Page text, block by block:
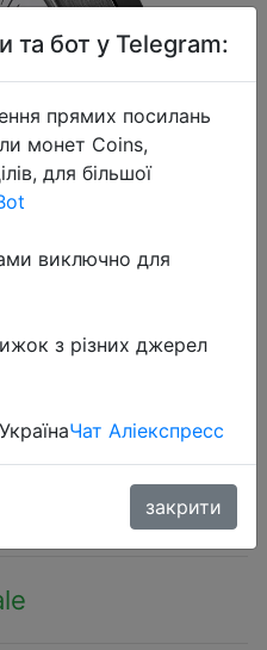
Kitchen
For
Working
та бот у Telegram:
прямих посилань
монет Coins,
для більшої
виключно для
з різних джерел
Чат Аліекспресс
закрити